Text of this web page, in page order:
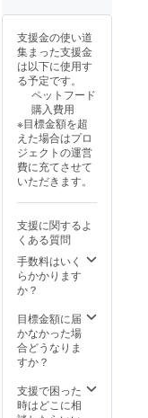
幅 約10
セン
チ 高
さ 約12
センチ
※木材な
ので、
水拭き
は、OK
です
が、水
に浸け
てじゃ
ぶじゃ
ぶ洗う
のは、
NGで
す。 ♡
ご支援
と、嬉
しいで
す。よ
いたし
ます。
ルなイ
ラスト
をプリ
ントし
ていま
す。裏
側は木
目の美
しさを
楽しん
でもら
いた
い。 ※
木材な
水拭き
は、OK
です
が、水
ぶじゃ
ぶ洗う
のは、
ご支援
いただ
ど前か
に教え
てもら
いなが
ら羊毛
フェル
トをは
じめま
した。
① 注文
を受け
てから
材料を
す。し
ばらく
制作し
ていな
いので
時間く
ださ
い。 ②
リクエ
お答え
いたし
支援金の使い道
集まった支援金
は以下に使用す
る予定です。
ペットフード
購入費用
※目標金額を超
えた場合はプロ
ジェクトの運営
費に充てさせて
いただきます。
支援に関するよ
くある質問
手数料はいく
らかかります
か？
目標金額に届
かなかった場
合どうなりま
すか？
支援で困った
時はどこに相